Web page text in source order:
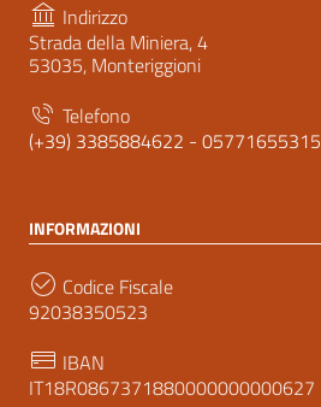
Indirizzo
Strada della Miniera, 4
53035, Monteriggioni
Telefono
(+39) 3385884622 - 05771655315
INFORMAZIONI
Codice Fiscale
92038350523
IBAN
IT18R0867371880000000000627